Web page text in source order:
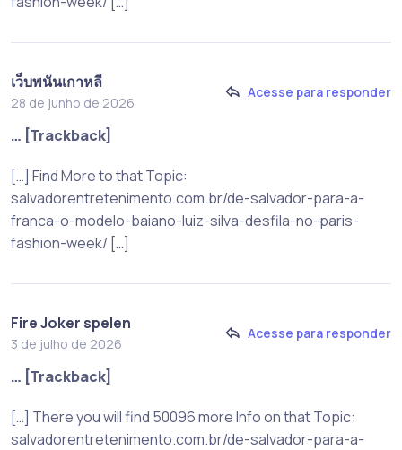
เว็บพนันเกาหลี
28 de junho de 2026
Acesse para responder
… [Trackback]
[…] Find More to that Topic:
salvadorentretenimento.com.br/de-salvador-para-a-
franca-o-modelo-baiano-luiz-silva-desfila-no-paris-
fashion-week/ […]
Fire Joker spelen
3 de julho de 2026
Acesse para responder
… [Trackback]
[…] There you will find 50096 more Info on that Topic:
salvadorentretenimento.com.br/de-salvador-para-a-